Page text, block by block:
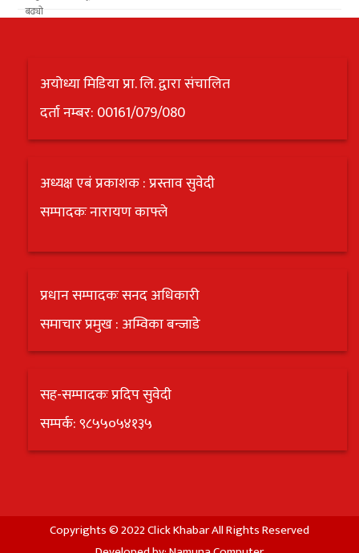
अयोध्या मिडिया प्रा. लि. द्वारा संचालित
दर्ता नम्बर: 00161/079/080
अध्यक्ष एबं प्रकाशक : प्रस्ताव सुवेदी
सम्पादकः नारायण काफ्ले
प्रधान सम्पादकः सनद अधिकारी
समाचार प्रमुख : अम्विका बन्जाडे
सह-सम्पादकः प्रदिप सुवेदी
सम्पर्क: ९८५५०५४१३५
Copyrights © 2022 Click Khabar All Rights Reserved